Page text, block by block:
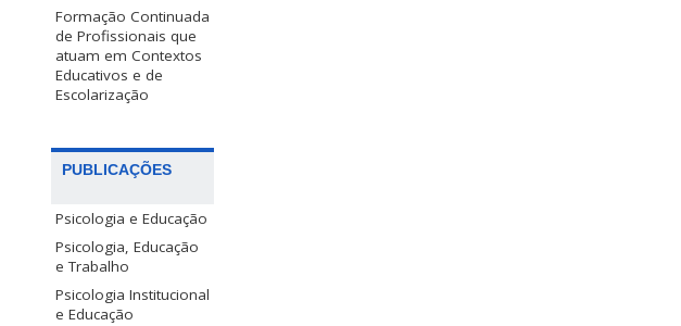
Formação Continuada
de Profissionais que
atuam em Contextos
Educativos e de
Escolarização
PUBLICAÇÕES
Psicologia e Educação
Psicologia, Educação
e Trabalho
Psicologia Institucional
e Educação